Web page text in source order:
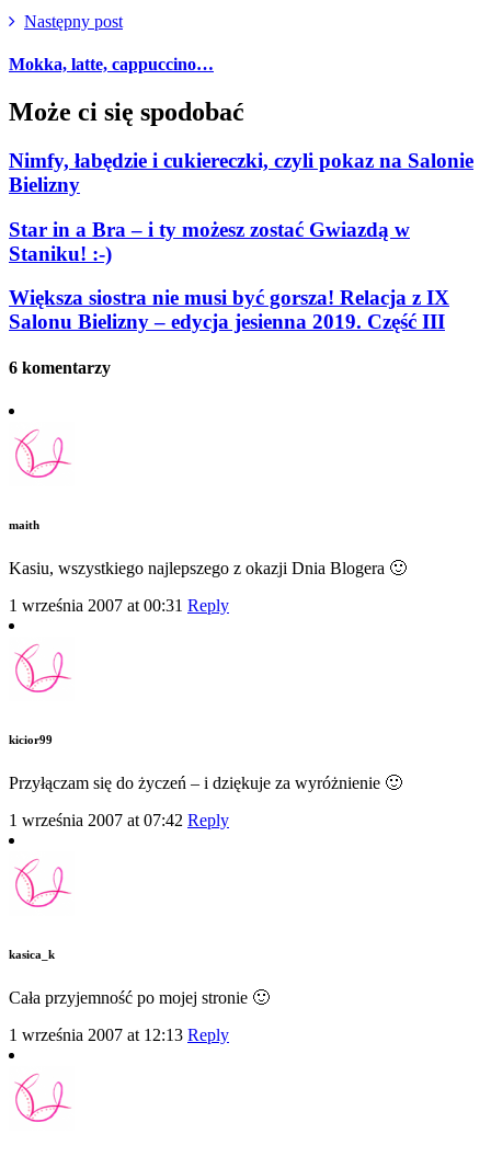
Następny post
Mokka, latte, cappuccino…
Może ci się spodobać
Nimfy, łabędzie i cukiereczki, czyli pokaz na Salonie
Bielizny
Star in a Bra – i ty możesz zostać Gwiazdą w
Staniku! :-)
Większa siostra nie musi być gorsza! Relacja z IX
Salonu Bielizny – edycja jesienna 2019. Część III
6 komentarzy
maith
Kasiu, wszystkiego najlepszego z okazji Dnia Blogera 🙂
1 września 2007 at 00:31 Reply
kicior99
Przyłączam się do życzeń – i dziękuje za wyróżnienie 🙂
1 września 2007 at 07:42 Reply
kasica_k
Cała przyjemność po mojej stronie 🙂
1 września 2007 at 12:13 Reply